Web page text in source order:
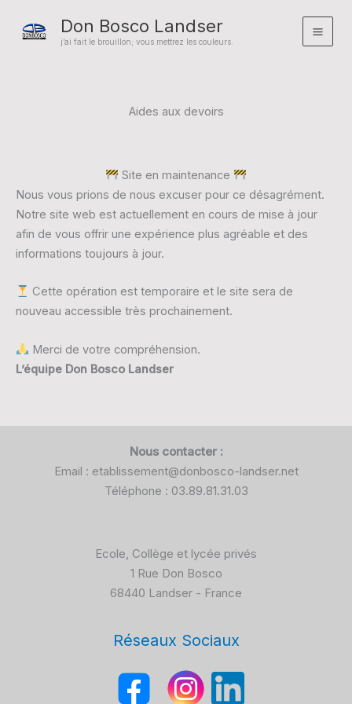
Don Bosco Landser
j’ai fait le brouillon; vous mettrez les couleurs.
Main
Aides aux devoirs
Site en maintenance
Nous vous prions de nous excuser pour ce désagrément.
Notre site web est actuellement en cours de mise à jour
afin de vous offrir une expérience plus agréable et des
informations toujours à jour.
Cette opération est temporaire et le site sera de
nouveau accessible très prochainement.
Merci de votre compréhension.
L’équipe Don Bosco Landser
Nous contacter :
Email : etablissement@donbosco-landser.net
Téléphone : 03.89.81.31.03
Ecole, Collège et lycée privés
1 Rue Don Bosco
68440 Landser - France
Réseaux Sociaux